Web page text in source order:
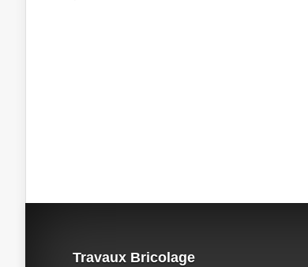
Travaux Bricolage